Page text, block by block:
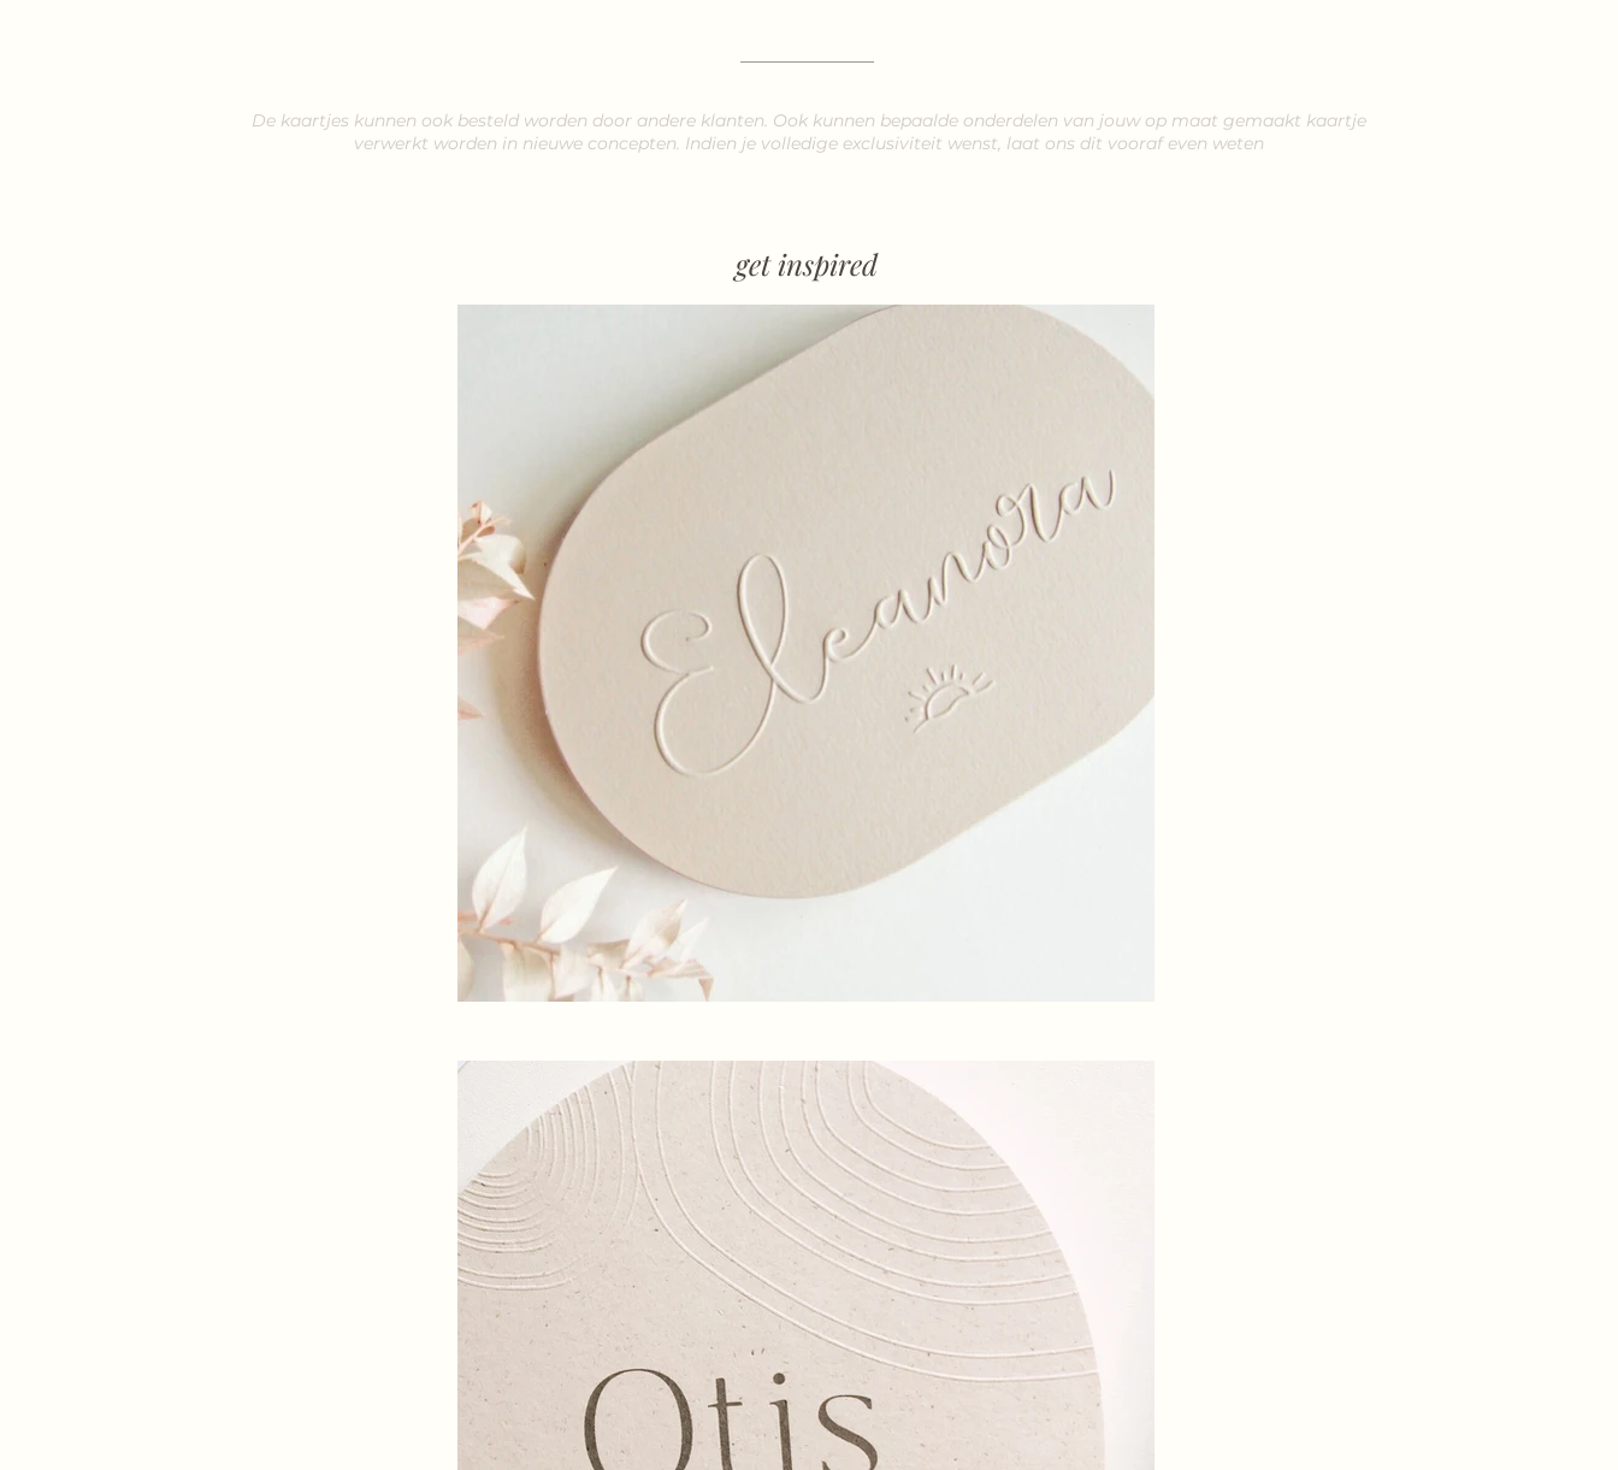
De kaartjes kunnen ook besteld worden door andere klanten. Ook kunnen bepaalde onderdelen van jouw op maat gemaakt kaartje
verwerkt worden in nieuwe concepten. Indien je volledige exclusiviteit wenst, laat ons dit vooraf even weten
get inspired